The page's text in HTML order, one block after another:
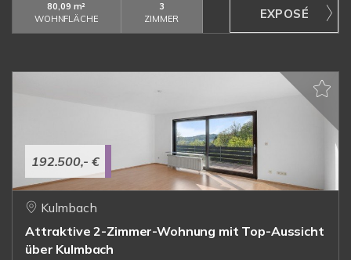
80,09 m²
WOHNFLÄCHE
3
ZIMMER
192.500,- €
Kulmbach
Attraktive 2-Zimmer-Wohnung mit Top-Aussicht
über Kulmbach